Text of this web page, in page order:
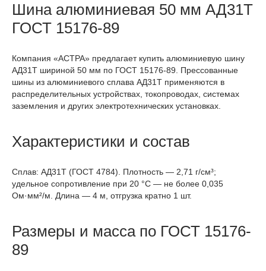
Шина алюминиевая 50 мм АД31Т
ГОСТ 15176-89
Компания «АСТРА» предлагает купить алюминиевую шину
АД31Т шириной 50 мм по ГОСТ 15176-89. Прессованные
шины из алюминиевого сплава АД31Т применяются в
распределительных устройствах, токопроводах, системах
заземления и других электротехнических установках.
Характеристики и состав
Сплав: АД31Т (ГОСТ 4784). Плотность — 2,71 г/см³;
удельное сопротивление при 20 °C — не более 0,035
Ом·мм²/м. Длина — 4 м, отгрузка кратно 1 шт.
Размеры и масса по ГОСТ 15176-
89